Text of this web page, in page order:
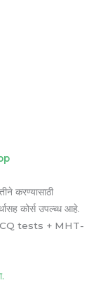
करण्यासाठी
कोर्स उपल्ब्ध आहे.
tests + MHT-